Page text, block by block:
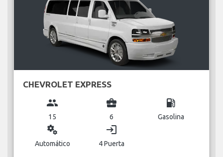
CHEVROLET EXPRESS
group
15
business_center
6
local_gas_station
Gasolina
miscellaneous_services
Automático
login
4 Puerta